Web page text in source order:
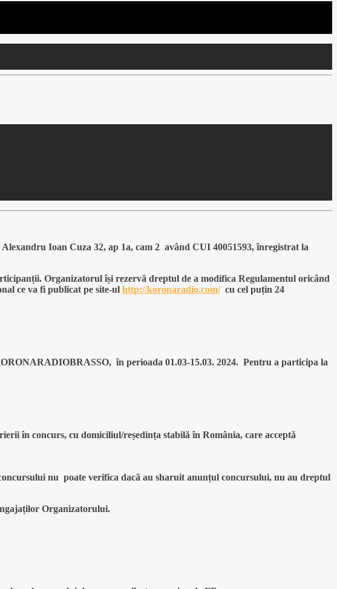
Ioan Cuza 32, ap 1a, cam 2 având CUI 40051593, înregistrat la
Organizatorul își rezervă dreptul de a modifica Regulamentul oricând
ce va fi publicat pe site-ul http://koronaradio.com/cu cel puțin 24
în perioada 01.03-15.03. 2024. Pentru a participa la
în concurs, cu domiciliul/reședința stabilă în România, care acceptă
nu poate verifica dacă au sharuit anunțul concursului, nu au dreptul
Organizatorului.